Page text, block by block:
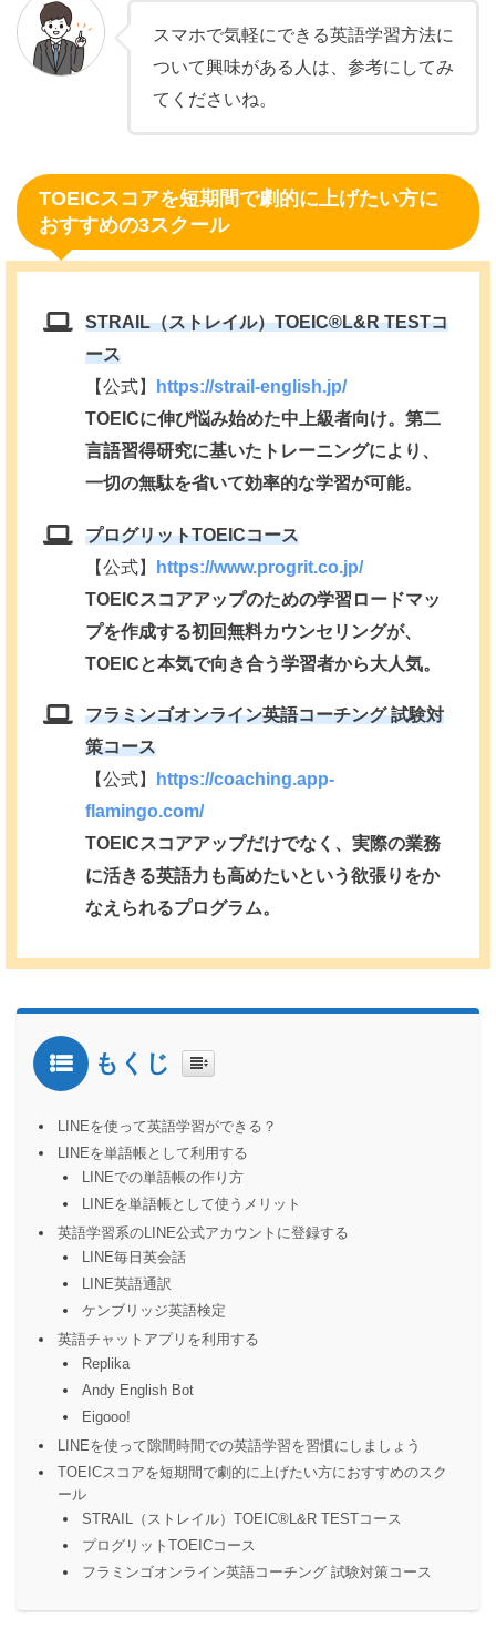
スマホで気軽にできる英語学習方法に
ついて興味がある人は、参考にしてみ
てくださいね。
TOEICスコアを短期間で劇的に上げたい方に
おすすめの3スクール
STRAIL（ストレイル）TOEIC®️L&R TESTコ
ース
【公式】
https://strail-english.jp/
TOEICに伸び悩み始めた中上級者向け。第二
言語習得研究に基いたトレーニングにより、
一切の無駄を省いて効率的な学習が可能。
プログリットTOEICコース
【公式】
https://www.progrit.co.jp/
TOEICスコアアップのための学習ロードマッ
プを作成する初回無料カウンセリングが、
TOEICと本気で向き合う学習者から大人気。
フラミンゴオンライン英語コーチング 試験対
策コース
【公式】
https://coaching.app-
flamingo.com/
TOEICスコアアップだけでなく、実際の業務
に活きる英語力も高めたいという欲張りをか
なえられるプログラム。
もくじ
LINEを使って英語学習ができる？
LINEを単語帳として利用する
LINEでの単語帳の作り方
LINEを単語帳として使うメリット
英語学習系のLINE公式アカウントに登録する
LINE毎日英会話
LINE英語通訳
ケンブリッジ英語検定
英語チャットアプリを利用する
Replika
Andy English Bot
Eigooo!
LINEを使って隙間時間での英語学習を習慣にしましょう
TOEICスコアを短期間で劇的に上げたい方におすすめのスク
ール
STRAIL（ストレイル）TOEIC®️L&R TESTコース
プログリットTOEICコース
フラミンゴオンライン英語コーチング 試験対策コース